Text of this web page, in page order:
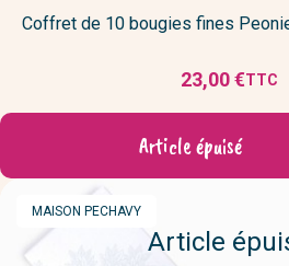
Coffret de 10 bougies fines
Prix
23,00 €TTC
Article épuisé
MARQUE
MAISON PECHAVY
Article